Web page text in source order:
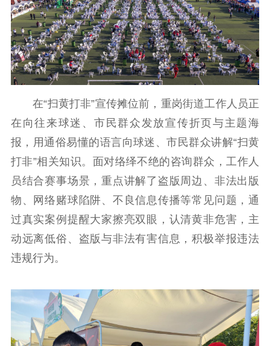
党建要闻 学习在线
文化人才
紫金人才 职称评审
公共服务
新时代公民素养
提升资源库
新闻出版
政务服务
作品著作权
登记服务
科研创新
服务管理平台
智库服务
管理平台
文艺创作
服务管理
文化产业
统计分析
数字出版
审读服务
新闻发布工作备
案管理系统
电影
服务
理论宣讲
政工继续教育学
在“扫黄打非”宣传摊位前，重岗街道工作人员正
在向往来球迷、市民群众发放宣传折页与主题海
报，用通俗易懂的语言向球迷、市民群众讲解“扫黄
打非”相关知识。面对络绎不绝的咨询群众，工作人
员结合赛事场景，重点讲解了盗版周边、非法出版
物、网络赌球陷阱、不良信息传播等常见问题，通
过真实案例提醒大家擦亮双眼，认清黄非危害，主
动远离低俗、盗版与非法有害信息，积极举报违法
违规行为。